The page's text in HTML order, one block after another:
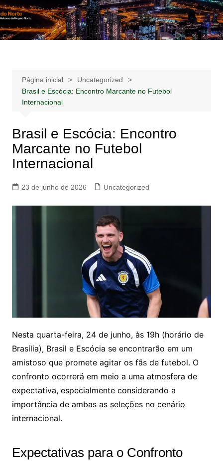
Ir
para
o
Notícias –
Publicidades –
Notícias – Publicidades – Anúncios
Página inicial
Uncategorized
Brasil e Escócia: Encontro Marcante no Futebol
Internacional
Brasil e Escócia: Encontro
Marcante no Futebol
Internacional
23 de junho de 2026 Uncategorized
Nesta quarta-feira, 24 de junho, às 19h (horário de
Brasília), Brasil e Escócia se encontrarão em um
amistoso que promete agitar os fãs de futebol. O
confronto ocorrerá em meio a uma atmosfera de
expectativa, especialmente considerando a
importância de ambas as seleções no cenário
internacional.
Expectativas para o Confronto